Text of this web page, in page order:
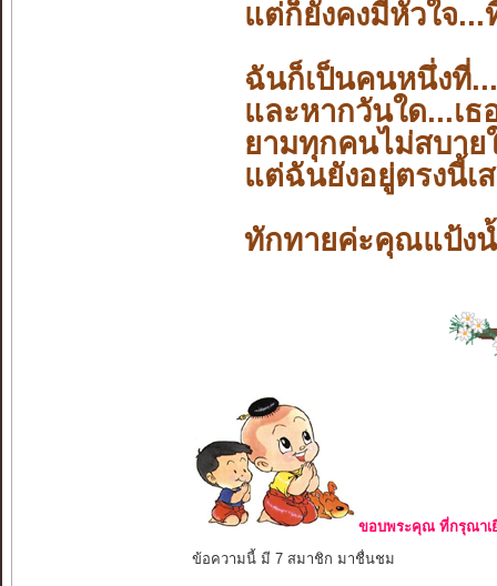
แต่ก็ยังคงมีหัวใจ
ฉันก็เป็นคนหนึ่งที่
และหากวันใด...เ
ยามทุกคนไม่สบาย
แต่ฉันยังอยู่ตรงนี้เ
ทักทายค่ะคุณแป้ง
ขอบพระคุณ ที่กรุณาเ
ข้อความนี้ มี 7 สมาชิก มาชื่นชม